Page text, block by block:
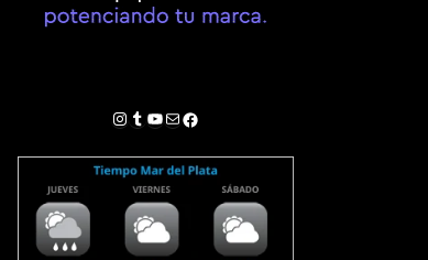
Instagram
Tumblr
YouTube
Correo electrónico
Facebook